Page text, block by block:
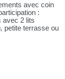
avec coin
:
avec 2 lits
petite terrasse ou